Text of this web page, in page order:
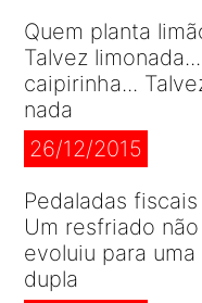
Quem planta
Talvez
caipirinha...
nada
26/12/2015
Pedaladas
Um resfriado
evoluiu para
dupla